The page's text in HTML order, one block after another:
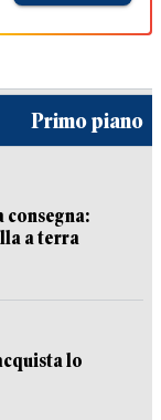
Primo piano
consegna:
a terra
lo